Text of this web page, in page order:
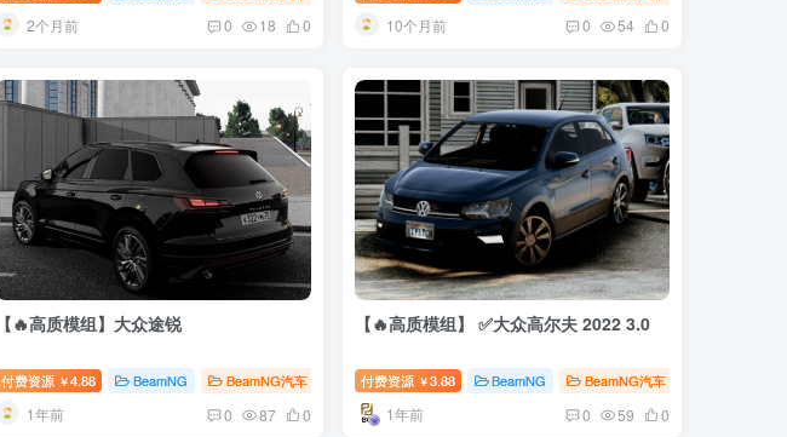
2个月前 0 18 0 10个月前 0 54 0
【🔥高质模组】大众途锐
付费资源 ￥4.88 BeamNG BeamNG汽车
1年前 0 87 0
【🔥高质模组】 ✅大众高尔夫 2022 3.0
付费资源 ￥3.88 BeamNG BeamNG汽车
1年前 0 59 0